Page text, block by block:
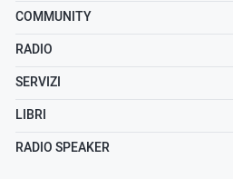
COMMUNITY
RADIO
SERVIZI
LIBRI
RADIO SPEAKER